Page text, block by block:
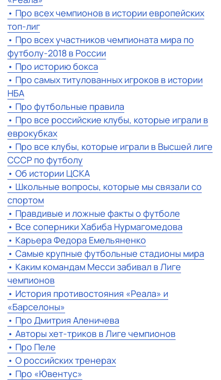
• Про всех чемпионов в истории европейских
топ-лиг
• Про всех участников чемпионата мира по
футболу-2018 в России
• Про историю бокса
• Про самых титулованных игроков в истории
НБА
• Про футбольные правила
• Про все российские клубы, которые играли в
еврокубках
• Про все клубы, которые играли в Высшей лиге
СССР по футболу
• Об истории ЦСКА
• Школьные вопросы, которые мы связали со
спортом
• Правдивые и ложные факты о футболе
• Все соперники Хабиба Нурмагомедова
• Карьера Федора Емельяненко
• Самые крупные футбольные стадионы мира
• Каким командам Месси забивал в Лиге
чемпионов
• История противостояния «Реала» и
«Барселоны»
• Про Дмитрия Аленичева
• Авторы хет-триков в Лиге чемпионов
• Про Пеле
• О российских тренерах
• Про «Ювентус»